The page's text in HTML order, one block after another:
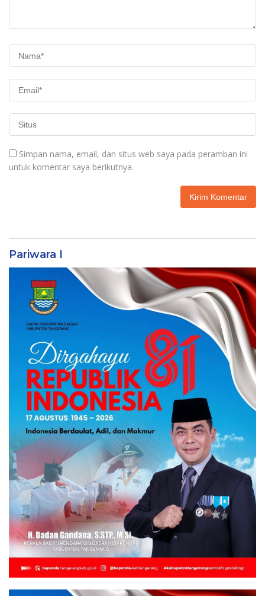
Simpan nama, email, dan situs web saya pada peramban ini
untuk komentar saya berikutnya.
Pariwara I